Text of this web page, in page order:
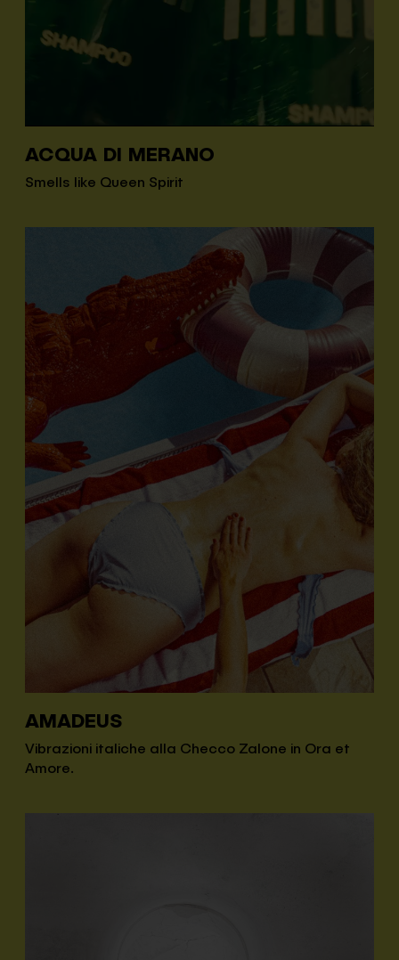
ACQUA DI MERANO
Smells like Queen Spirit
AMADEUS
Vibrazioni italiche alla Checco Zalone in Ora et
Amore.